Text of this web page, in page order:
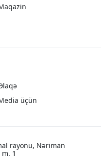
üçün
rayonu, Nəriman
1